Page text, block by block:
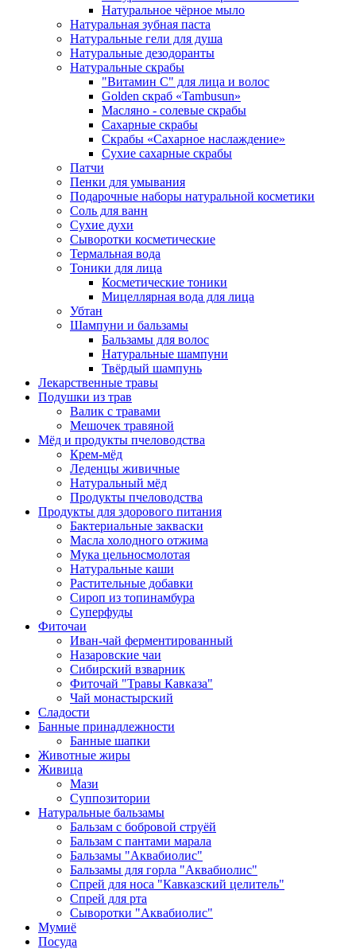
Натуральное чёрное мыло
Натуральная зубная паста
Натуральные гели для душа
Натуральные дезодоранты
Натуральные скрабы
"Витамин С" для лица и волос
Golden скраб «Tambusun»
Масляно - солевые скрабы
Сахарные скрабы
Скрабы «Сахарное наслаждение»
Сухие сахарные скрабы
Патчи
Пенки для умывания
Подарочные наборы натуральной косметики
Соль для ванн
Сухие духи
Сыворотки косметические
Термальная вода
Тоники для лица
Косметические тоники
Мицеллярная вода для лица
Убтан
Шампуни и бальзамы
Бальзамы для волос
Натуральные шампуни
Твёрдый шампунь
Лекарственные травы
Подушки из трав
Валик с травами
Мешочек травяной
Мёд и продукты пчеловодства
Крем-мёд
Леденцы живичные
Натуральный мёд
Продукты пчеловодства
Продукты для здорового питания
Бактериальные закваски
Масла холодного отжима
Мука цельносмолотая
Натуральные каши
Растительные добавки
Сироп из топинамбура
Суперфуды
Фиточаи
Иван-чай ферментированный
Назаровские чаи
Сибирский взварник
Фиточай "Травы Кавказа"
Чай монастырский
Сладости
Банные принадлежности
Банные шапки
Животные жиры
Живица
Мази
Суппозитории
Натуральные бальзамы
Бальзам с бобровой струёй
Бальзам с пантами марала
Бальзамы "Аквабиолис"
Бальзамы для горла "Аквабиолис"
Спрей для носа "Кавказский целитель"
Спрей для рта
Сыворотки "Аквабиолис"
Мумиё
Посуда